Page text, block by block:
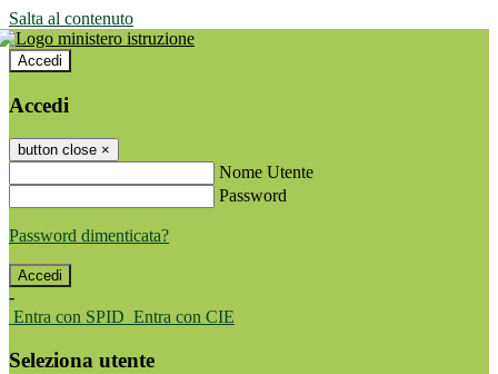
Salta al contenuto
Accedi
Accedi
button close ×
Nome Utente
Password
Password dimenticata?
-
Entra con SPID Entra con CIE
Seleziona utente